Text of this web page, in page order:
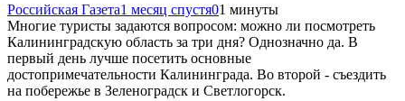
Российская Газета1 месяц спустя01 минуты
Многие туристы задаются вопросом: можно ли посмотреть
Калининградскую область за три дня? Однозначно да. В
первый день лучше посетить основные
достопримечательности Калининграда. Во второй - съездить
на побережье в Зеленоградск и Светлогорск.